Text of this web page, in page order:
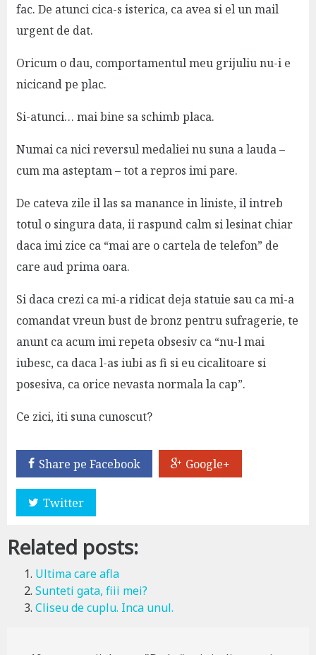
fac. De atunci cica-s isterica, ca avea si el un mail
urgent de dat.
Oricum o dau, comportamentul meu grijuliu nu-i e
nicicand pe plac.
Si-atunci… mai bine sa schimb placa.
Numai ca nici reversul medaliei nu suna a lauda –
cum ma asteptam – tot a repros imi pare.
De cateva zile il las sa manance in liniste, il intreb
totul o singura data, ii raspund calm si lesinat chiar
daca imi zice ca “mai are o cartela de telefon” de
care aud prima oara.
Si daca crezi ca mi-a ridicat deja statuie sau ca mi-a
comandat vreun bust de bronz pentru sufragerie, te
anunt ca acum imi repeta obsesiv ca “nu-l mai
iubesc, ca daca l-as iubi as fi si eu cicalitoare si
posesiva, ca orice nevasta normala la cap”.
Ce zici, iti suna cunoscut?
Share pe Facebook Google+
Twitter
Related posts:
Ultima care afla
Sunteti gata, fiii mei?
Cliseu de cuplu. Inca unul.